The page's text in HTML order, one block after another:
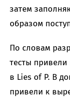
затем
образом
По словам
тесты
в Lies of P. В
привели к